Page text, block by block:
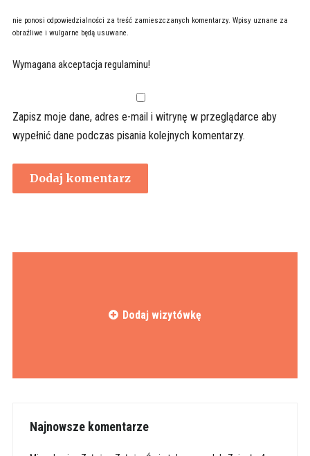
nie ponosi odpowiedzialności za treść zamieszczanych komentarzy. Wpisy uznane za
obraźliwe i wulgarne będą usuwane.
Wymagana akceptacja regulaminu!
Zapisz moje dane, adres e-mail i witrynę w przeglądarce aby
wypełnić dane podczas pisania kolejnych komentarzy.
Dodaj wizytówkę
Najnowsze komentarze